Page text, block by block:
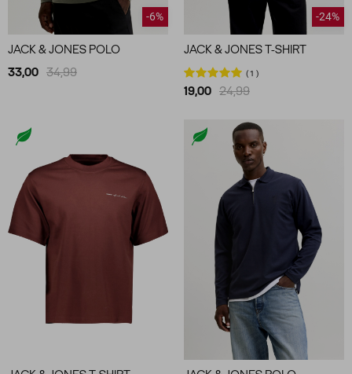
-6%
JACK & JONES POLO
33,00 34,99
-24%
JACK & JONES T-SHIRT
1
19,00 24,99